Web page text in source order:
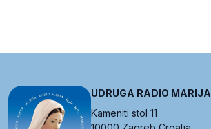
UDRUGA RADIO MARIJA
Kameniti stol 11